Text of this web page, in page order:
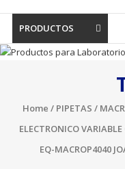
PRODUCTOS
Home / PIPETAS /
ELECTRONICO
EQ-MACROP4040